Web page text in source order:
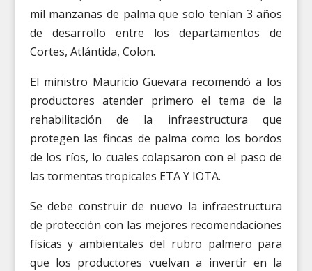
mil manzanas de palma que solo tenían 3 años
de desarrollo entre los departamentos de
Cortes, Atlántida, Colon.
El ministro Mauricio Guevara recomendó a los
productores atender primero el tema de la
rehabilitación de la infraestructura que
protegen las fincas de palma como los bordos
de los ríos, lo cuales colapsaron con el paso de
las tormentas tropicales ETA Y IOTA.
Se debe construir de nuevo la infraestructura
de protección con las mejores recomendaciones
físicas y ambientales del rubro palmero para
que los productores vuelvan a invertir en la